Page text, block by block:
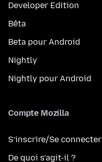
Developer Edition
Bêta
Beta pour Android
Nightly
Nightly pour Android
Compte Mozilla
S’inscrire/Se connecter
De quoi s’agit-il ?